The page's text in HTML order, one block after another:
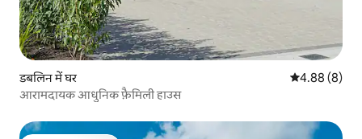
डबलिन में घर औसत रेटिंग 5 में
4.88 (8)
आरामदायक आधुनिक फ़ैमिली हाउस